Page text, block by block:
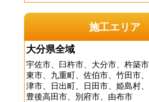
施工エリア
大分県全域
宇佐市、臼杵市、大分市、杵築
東市、九重町、佐伯市、竹田市
津市、日出町、日田市、姫島村、
豊後高田市、別府市、由布市